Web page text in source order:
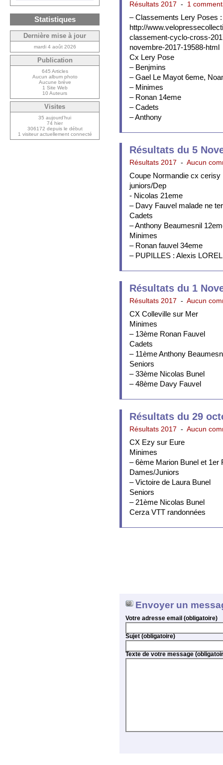
Résultats 2017 - 1
– Classements Lery Poses :
http://
classement-cyclo-cross-
novembre-2017-19588-html
Cx Lery Pose
– Benjmins
– Gael Le Mayot 6eme,
– Minimes
– Ronan 14eme
– Cadets
– Anthony
Résultats du 5
Résultats 2017 - Aucun
Coupe Normandie cx cerisy
juniors/Dep
- Nicolas 21eme
– Davy Fauvel malade ne
Cadets
– Anthony Beaumesnil
Minimes
– Ronan fauvel 34eme
– PUPILLES : Alexis
Résultats du 1
Résultats 2017 - Aucun
CX Colleville sur Mer
Minimes
– 13ème Ronan Fauvel
Cadets
– 11ème Anthony
Seniors
– 33ème Nicolas Bunel
– 48ème Davy Fauvel
Résultats du 29
Résultats 2017 - Aucun
CX Ezy sur Eure
Minimes
– 6ème Marion Bunel et 1er
Dames/Juniors
– Victoire de Laura Bunel
Seniors
– 21ème Nicolas Bunel
Cerza VTT randonnées
Envoyer un
Votre adresse email (obligatoire)
Sujet (obligatoire)
Texte de votre message
Statistiques
Dernière mise à jour
mardi 4 août 2026
Publication
645 Articles
Aucun album photo
Aucune brève
1 Site Web
10 Auteurs
Visites
35 aujourd’hui
74 hier
306172 depuis le début
1 visiteur actuellement connecté